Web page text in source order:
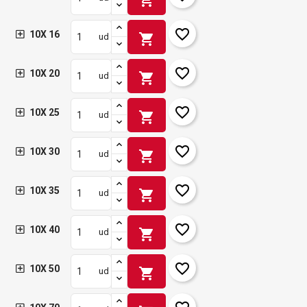
10X 16 ud shopping_cart favorite_border
10X 20 ud shopping_cart favorite_border
10X 25 ud shopping_cart favorite_border
10X 30 ud shopping_cart favorite_border
10X 35 ud shopping_cart favorite_border
10X 40 ud shopping_cart favorite_border
10X 50 ud shopping_cart favorite_border